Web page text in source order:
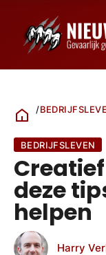
/
BEDRIJFSLEVEN
deze
helpen
Harry